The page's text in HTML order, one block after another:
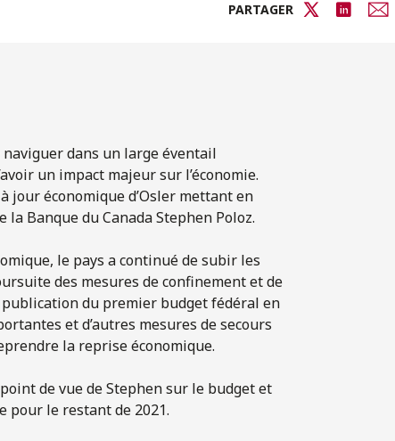
PARTAGER
dans un large éventail
un impact majeur sur l’économie.
jour économique d’Osler mettant en
Banque du Canada Stephen Poloz.
le pays a continué de subir les
des mesures de confinement et de
du premier budget fédéral en
et d’autres mesures de secours
la reprise économique.
de vue de Stephen sur le budget et
pour le restant de 2021.